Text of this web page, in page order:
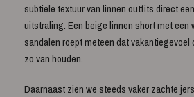
subtiele textuur van linnen outfits direct
uitstraling. Een beige linnen short met een
sandalen roept meteen dat vakantiegevoel
zo van houden.
Daarnaast zien we steeds vaker zachte